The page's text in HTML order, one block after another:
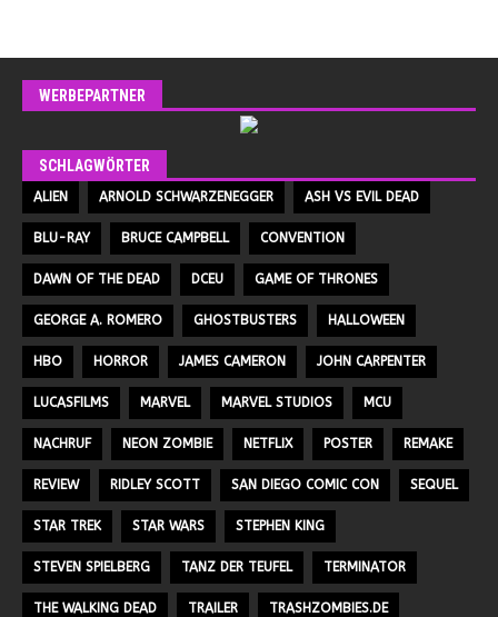
WERBEPARTNER
SCHLAGWÖRTER
ALIEN ARNOLD SCHWARZENEGGER ASH VS EVIL DEAD
BLU-RAY BRUCE CAMPBELL CONVENTION
DAWN OF THE DEAD DCEU GAME OF THRONES
GEORGE A. ROMERO GHOSTBUSTERS HALLOWEEN
HBO HORROR JAMES CAMERON JOHN CARPENTER
LUCASFILMS MARVEL MARVEL STUDIOS MCU
NACHRUF NEON ZOMBIE NETFLIX POSTER REMAKE
REVIEW RIDLEY SCOTT SAN DIEGO COMIC CON SEQUEL
STAR TREK STAR WARS STEPHEN KING
STEVEN SPIELBERG TANZ DER TEUFEL TERMINATOR
THE WALKING DEAD TRAILER TRASHZOMBIES.DE